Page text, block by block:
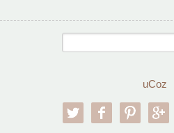
uCoz
twitter facebookpinterest